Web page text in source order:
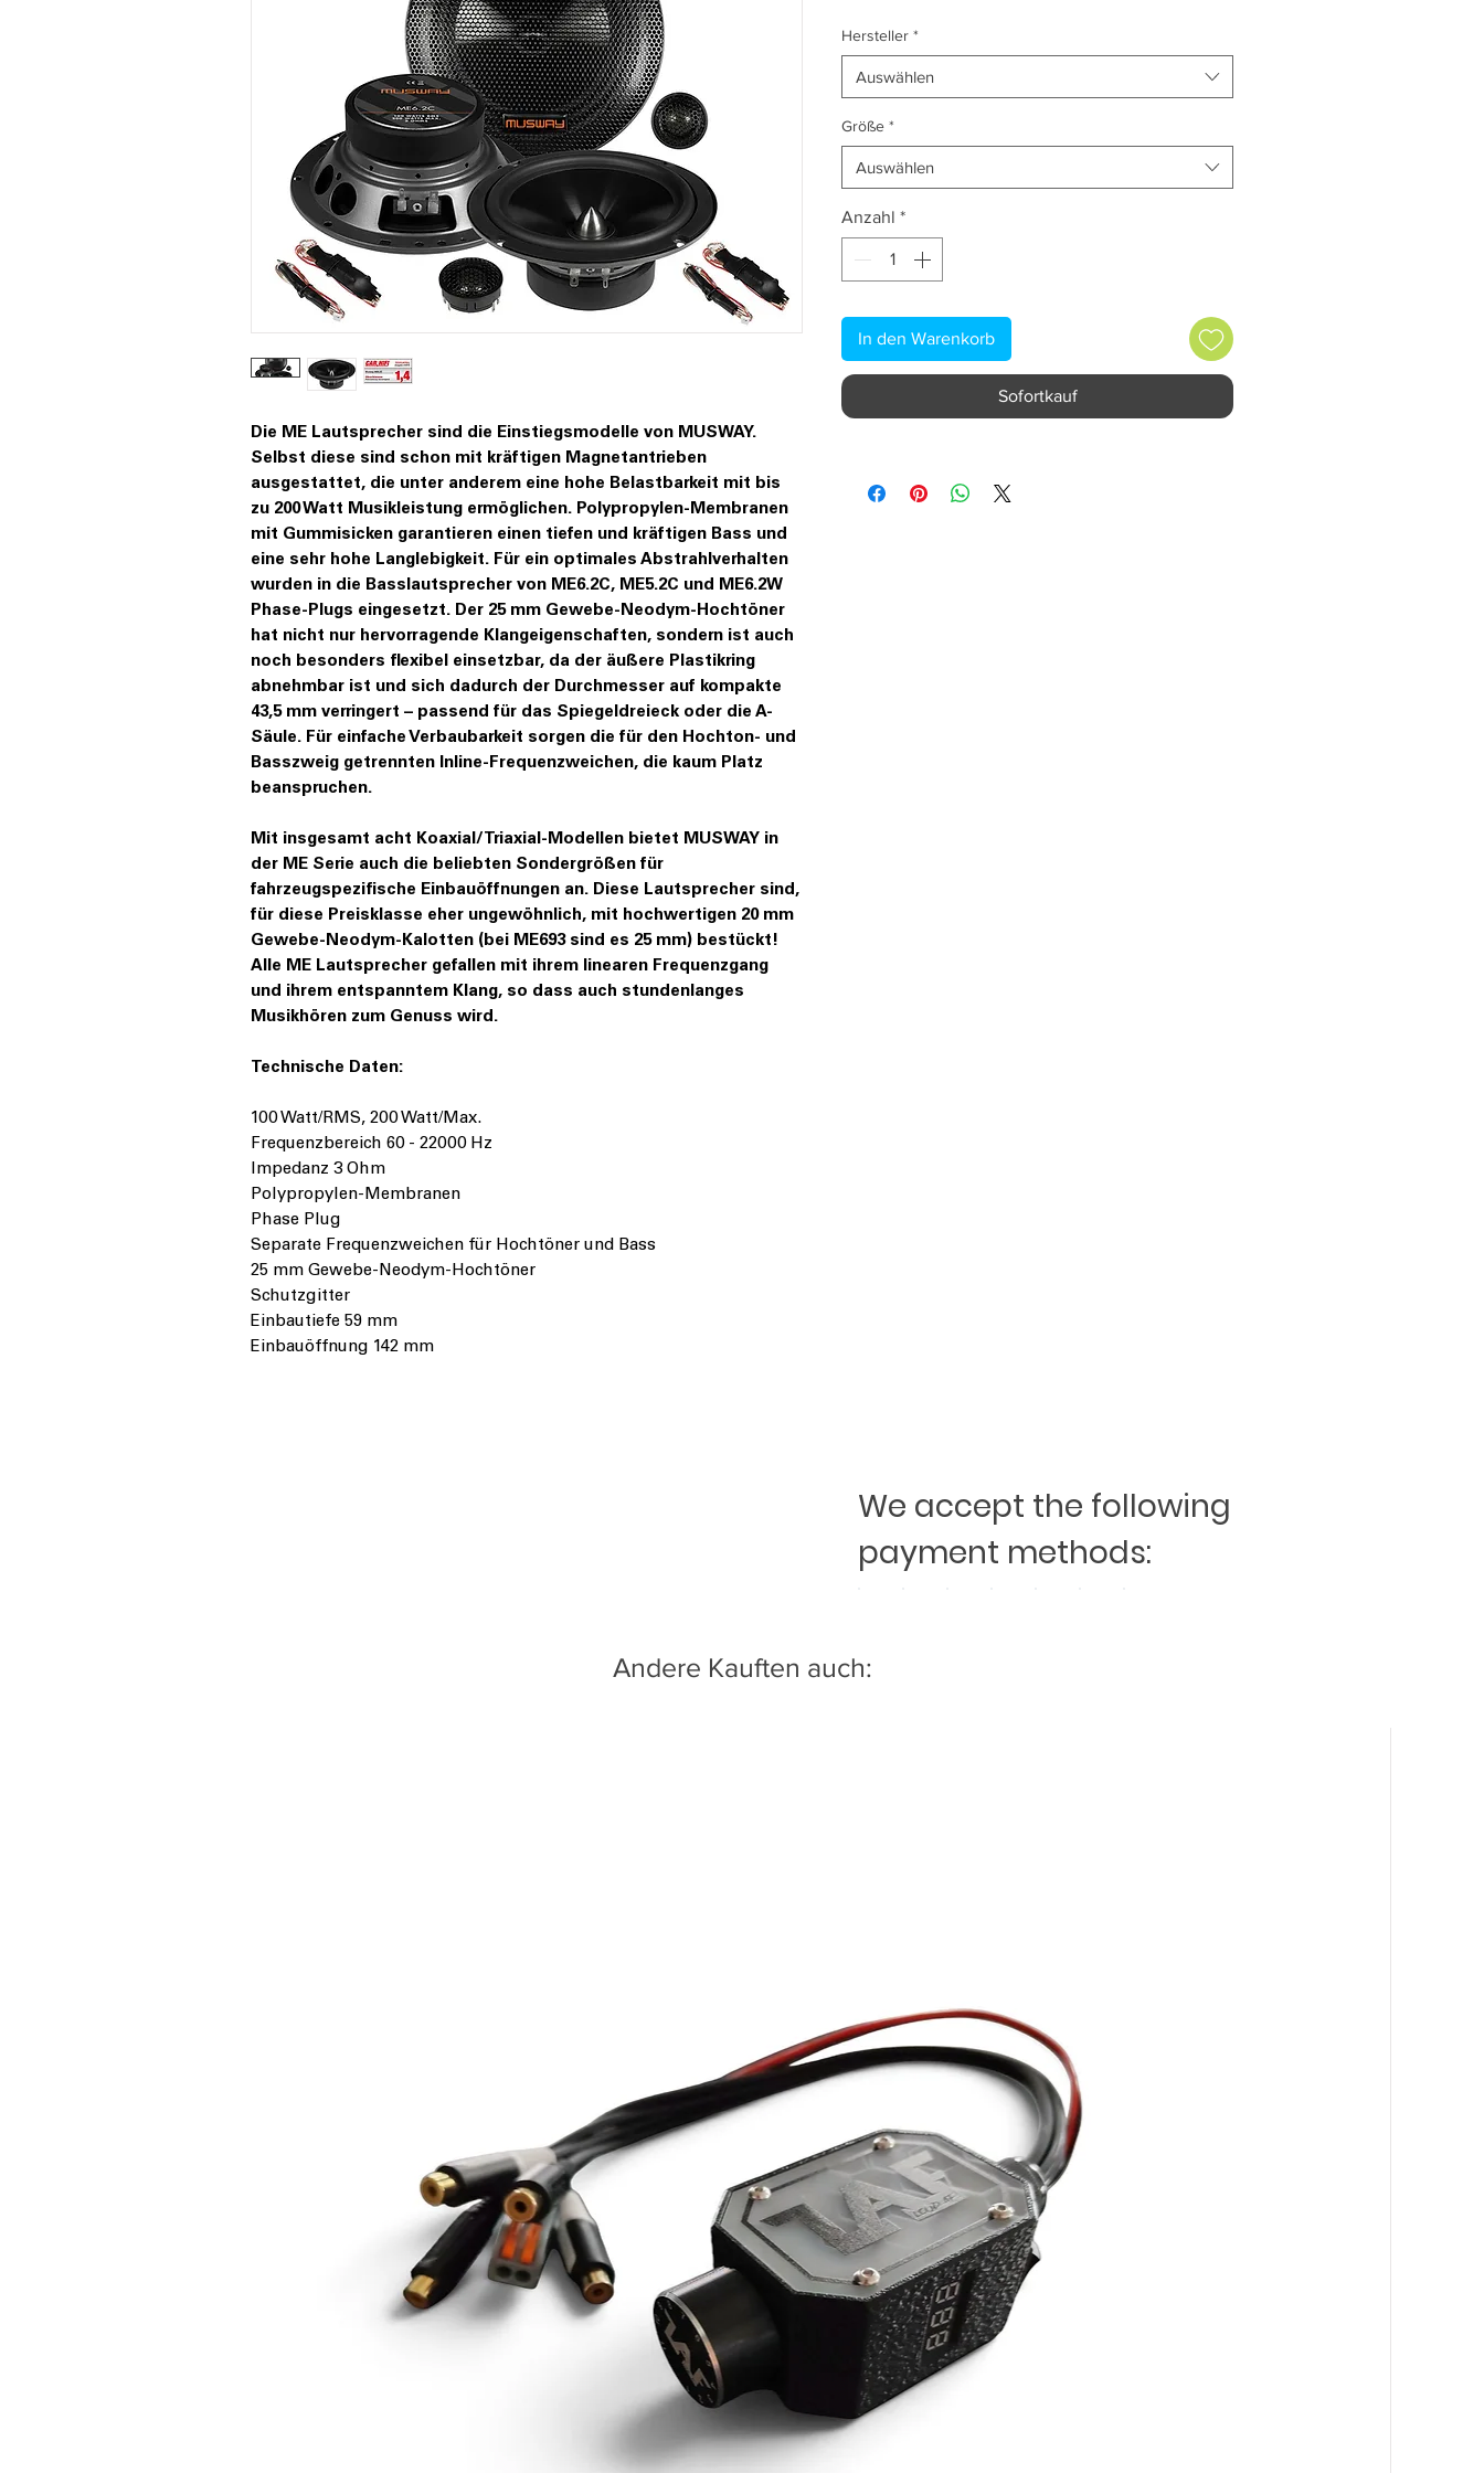
Die ME Lautsprecher sind die Einstiegsmodelle von MUSWAY.
Selbst diese sind schon mit kräftigen Magnetantrieben
ausgestattet, die unter anderem eine hohe Belastbarkeit mit bis
zu 200 Watt Musikleistung ermöglichen. Polypropylen-Membranen
mit Gummisicken garantieren einen tiefen und kräftigen Bass und
eine sehr hohe Langlebigkeit. Für ein optimales Abstrahlverhalten
wurden in die Basslautsprecher von ME6.2C, ME5.2C und ME6.2W
Phase-Plugs eingesetzt. Der 25 mm Gewebe-Neodym-Hochtöner
hat nicht nur hervorragende Klangeigenschaften, sondern ist auch
noch besonders flexibel einsetzbar, da der äußere Plastikring
abnehmbar ist und sich dadurch der Durchmesser auf kompakte
43,5 mm verringert – passend für das Spiegeldreieck oder die A-
Säule. Für einfache Verbaubarkeit sorgen die für den Hochton- und
Basszweig getrennten Inline-Frequenzweichen, die kaum Platz
beanspruchen.
Mit insgesamt acht Koaxial/Triaxial-Modellen bietet MUSWAY in
der ME Serie auch die beliebten Sondergrößen für
fahrzeugspezifische Einbauöffnungen an. Diese Lautsprecher sind,
für diese Preisklasse eher ungewöhnlich, mit hochwertigen 20 mm
Gewebe-Neodym-Kalotten (bei ME693 sind es 25 mm) bestückt!
Alle ME Lautsprecher gefallen mit ihrem linearen Frequenzgang
und ihrem entspanntem Klang, so dass auch stundenlanges
Musikhören zum Genuss wird.
Technische Daten:
100 Watt/RMS, 200 Watt/Max.
Frequenzbereich 60 - 22000 Hz
Impedanz 3 Ohm
Polypropylen-Membranen
Phase Plug
Separate Frequenzweichen für Hochtöner und Bass
25 mm Gewebe-Neodym-Hochtöner
Schutzgitter
Einbautiefe 59 mm
Einbauöffnung 142 mm
Hersteller *
Auswählen
Größe *
Auswählen
Anzahl *
In den Warenkorb
Sofortkauf
We accept the following
payment methods:
Andere Kauften auch: